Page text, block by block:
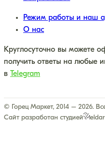
Режим работы и наш
О нас
Круглосуточно вы можете
получить ответы на любые
в
Telegram
© Горец Маркет, 2014 – 2026.
Сайт разработан студией